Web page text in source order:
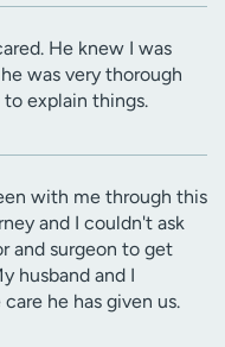
He knew I was
was very thorough
explain things.
with me through this
and I couldn't ask
and surgeon to get
husband and I
he has given us.